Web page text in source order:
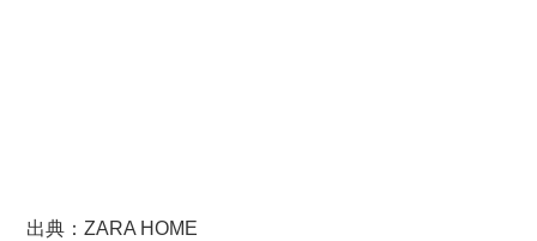
出典：ZARA HOME